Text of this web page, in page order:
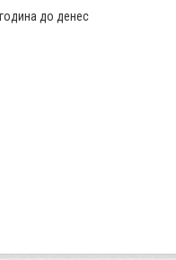
до денес